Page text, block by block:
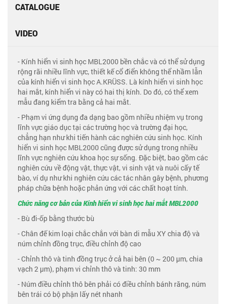
CATALOGUE
VIDEO
- Kính hiển vi sinh học MBL2000 bền chắc và có thể sử dụng
rộng rãi nhiều lĩnh vực, thiết kế cổ điển không thể nhầm lẫn
của kính hiển vi sinh học A.KRÜSS. Là kính hiển vi sinh học
hai mắt, kính hiển vi này có hai thị kính. Do đó, có thể xem
mẫu đang kiểm tra bằng cả hai mắt.
- Phạm vi ứng dụng đa dạng bao gồm nhiều nhiệm vụ trong
lĩnh vực giáo dục tại các trường học và trường đại học,
chẳng hạn như khi tiến hành các nghiên cứu sinh học. Kính
hiển vi sinh học MBL2000 cũng được sử dụng trong nhiều
lĩnh vực nghiên cứu khoa học sự sống. Đặc biệt, bao gồm các
nghiên cứu về động vật, thực vật, vi sinh vật và nuôi cấy tế
bào, ví dụ như khi nghiên cứu các tác nhân gây bệnh, phương
pháp chữa bệnh hoặc phản ứng với các chất hoạt tính.
Chức năng cơ bản của Kính hiển visinh họchai mắt MBL2000
- Bù đi-ốp bằng thước bù
- Chân đế kim loại chắc chắn với bàn di mẫu XY chia độ và
núm chỉnh đồng trục, điều chỉnh độ cao
- Chỉnh thô và tinh đồng trục ở cả hai bên (0 ~ 200 μm, chia
vạch 2 μm), phạm vi chỉnh thô và tinh: 30 mm
- Núm điều chỉnh thô bên phải có điều chỉnh bánh răng, núm
bên trái có bộ phận lấy nét nhanh